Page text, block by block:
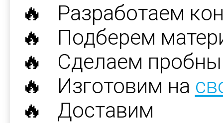
🔥 Разработаем
🔥 Подберем
🔥 Сделаем
🔥 Изготовим на
🔥 Доставим